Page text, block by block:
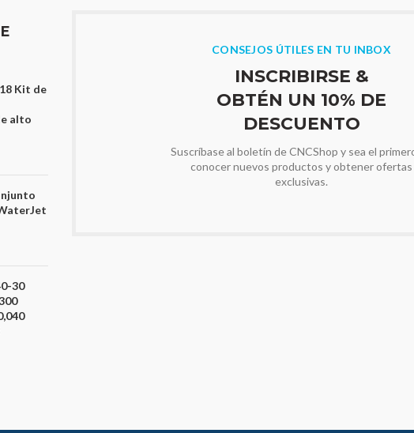
Kit de
alto
30
CONSEJOS ÚTILES EN TU INBOX
INSCRIBIRSE &
OBTÉN UN 10% DE
DESCUENTO
Suscríbase al boletín de CNCShop y sea el
conocer nuevos productos y obtener ofertas
exclusivas.